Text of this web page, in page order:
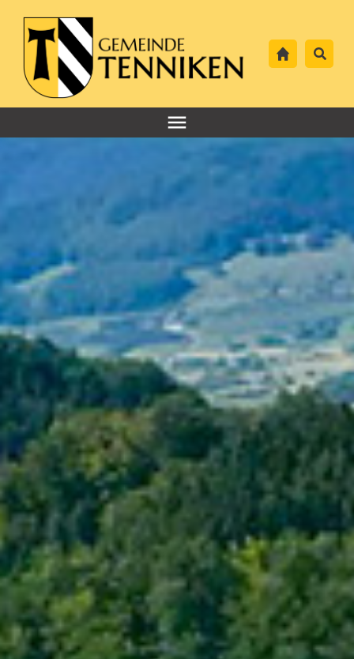
Navigation